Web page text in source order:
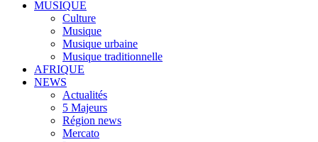
MUSIQUE
Culture
Musique
Musique urbaine
Musique traditionnelle
AFRIQUE
NEWS
Actualités
5 Majeurs
Région news
Mercato